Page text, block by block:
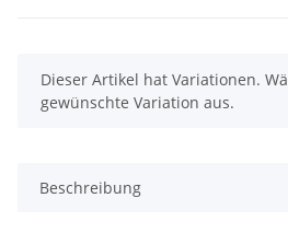
x
Dieser Artikel hat Variationen.
gewünschte Variation aus.
Beschreibung